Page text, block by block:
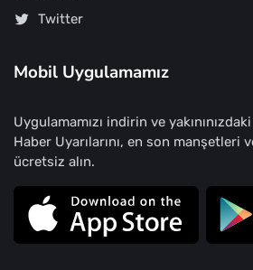
Twitter
Mobil Uygulamamız
Uygulamamızı indirin ve
Haber Uyarılarını, en son manşetleri
ücretsiz alın.